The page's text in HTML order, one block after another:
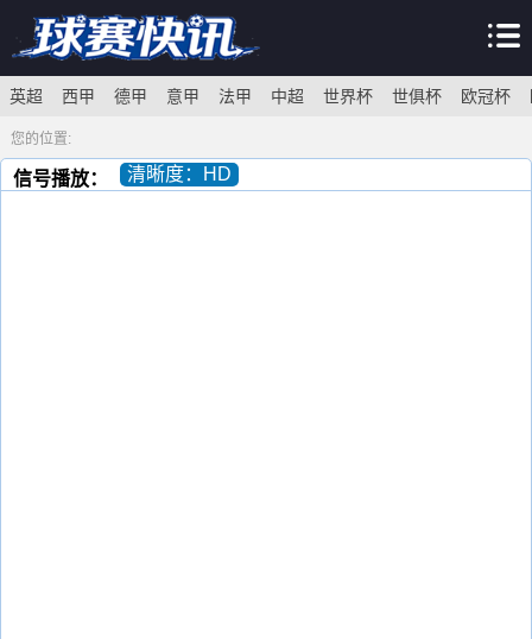
英超 西甲 德甲 意甲 法甲 中超 世界杯 世俱杯 欧冠杯
您的位置:
信号播放： 清晰度：HD